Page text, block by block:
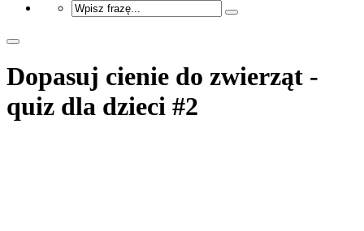
Dopasuj cienie do zwierząt -
quiz dla dzieci #2